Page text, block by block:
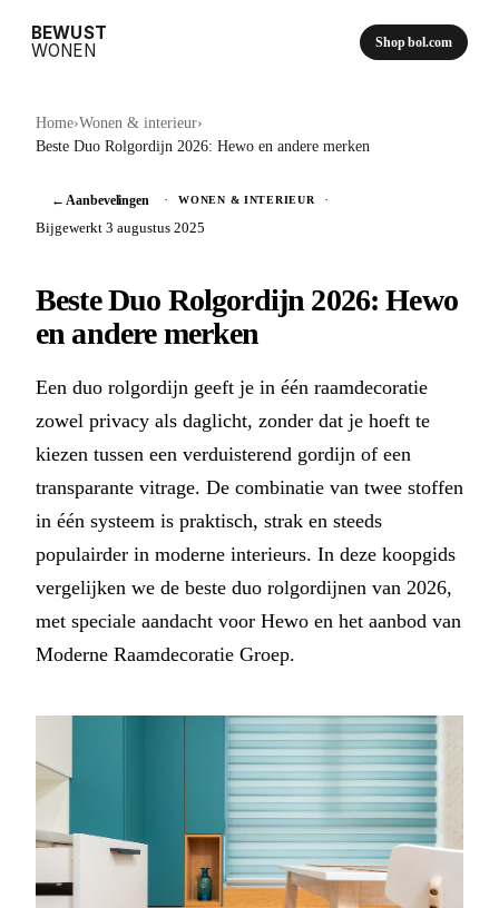
BEWUST
WONEN
Shop bol.com
Home›Wonen & interieur›
Beste Duo Rolgordijn 2026: Hewo en andere merken
← Aanbevelingen · WONEN & INTERIEUR
·
Bijgewerkt 3 augustus 2025
Beste Duo Rolgordijn 2026: Hewo
en andere merken
Een duo rolgordijn geeft je in één raamdecoratie
zowel privacy als daglicht, zonder dat je hoeft te
kiezen tussen een verduisterend gordijn of een
transparante vitrage. De combinatie van twee stoffen
in één systeem is praktisch, strak en steeds
populairder in moderne interieurs. In deze koopgids
vergelijken we de beste duo rolgordijnen van 2026,
met speciale aandacht voor Hewo en het aanbod van
Moderne Raamdecoratie Groep.